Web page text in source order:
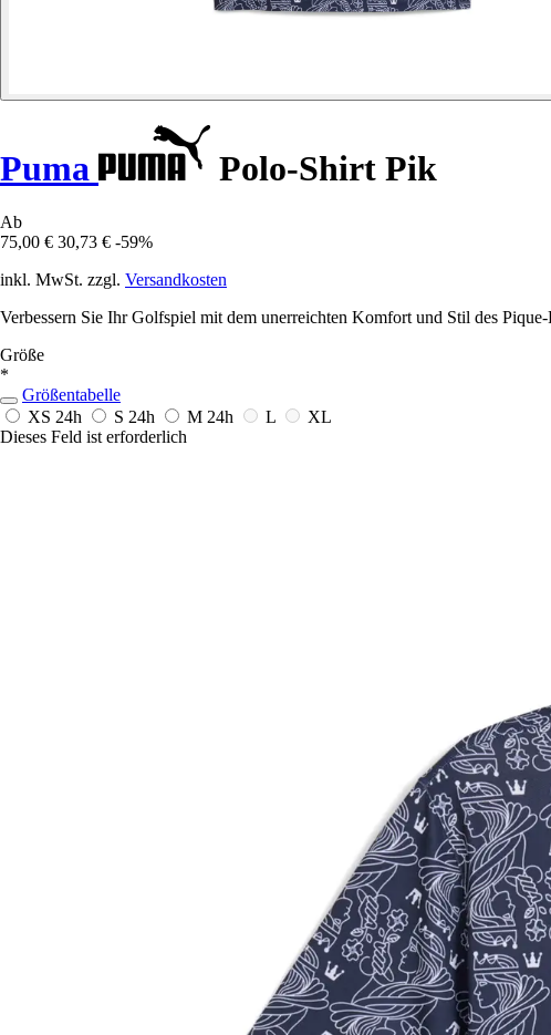
Puma Polo-Shirt Pik
Ab
75,00 € 30,73 € -59%
inkl. MwSt. zzgl. Versandkosten
Verbessern Sie Ihr Golfspiel mit dem unerreichten Komfort und Stil des
Größe
*
Größentabelle
XS 24h S 24h M 24h L
XL
Dieses Feld ist erforderlich